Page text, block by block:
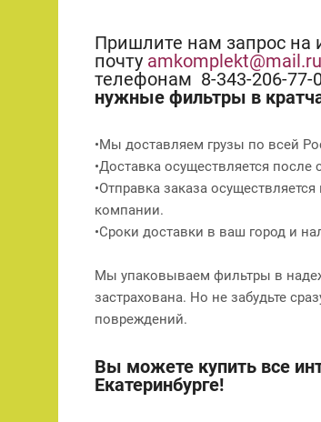
Пришлите нам запрос на
почту amkomplekt@mail.ru
телефонам 8-343-206-77-
нужные фильтры в
•Мы доставляем грузы по всей
•Доставка осуществляется
•Отправка заказа
компании.
•Сроки доставки в ваш город и
Мы упаковываем фильтры в
застрахована. Но не забудьте
повреждений.
Вы можете купить все
Екатеринбурге!